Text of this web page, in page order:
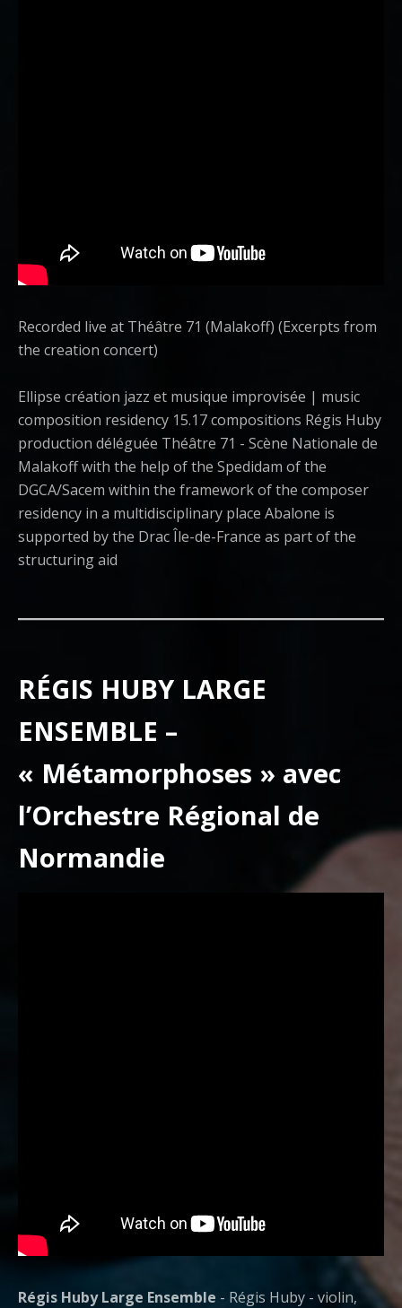
Recorded live at Théâtre 71 (Malakoff) (Excerpts from
the creation concert)
Ellipse création jazz et musique improvisée | music
composition residency 15.17 compositions Régis Huby
production déléguée Théâtre 71 - Scène Nationale de
Malakoff with the help of the Spedidam of the
DGCA/Sacem within the framework of the composer
residency in a multidisciplinary place Abalone is
supported by the Drac Île-de-France as part of the
structuring aid
RÉGIS HUBY LARGE
ENSEMBLE –
« Métamorphoses » avec
l’Orchestre Régional de
Normandie
Régis Huby Large Ensemble - Régis Huby - violin,